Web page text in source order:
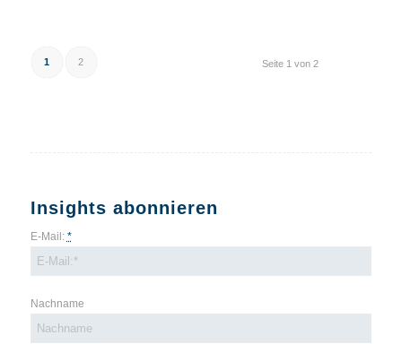
Seite 1 von 2
1 2
Insights abonnieren
E-Mail: *
Nachname